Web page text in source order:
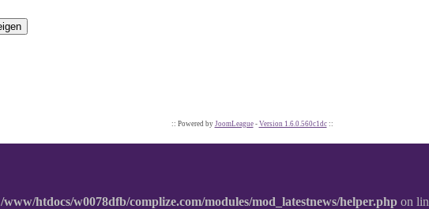
:: Powered by JoomLeague- Version 1.6.0.560c1dc::
/www/htdocs/w0078dfb/complize.com/modules/mod_latestnews/helper.php on